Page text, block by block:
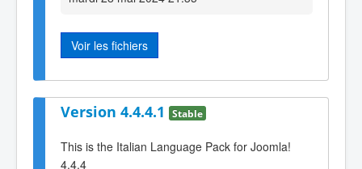
Voir les fichiers
Version 4.4.4.1 Stable
This is the Italian Language Pack for Joomla!
4.4.4